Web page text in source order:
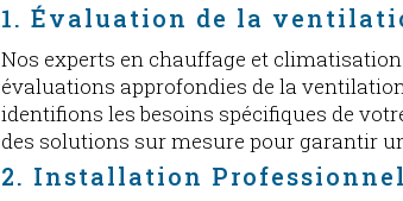
1. Évaluation de la
Nos experts en chauffage et
évaluations approfondies de la
identifions les besoins spécifiques de
des solutions sur mesure pour garantir
2. Installation